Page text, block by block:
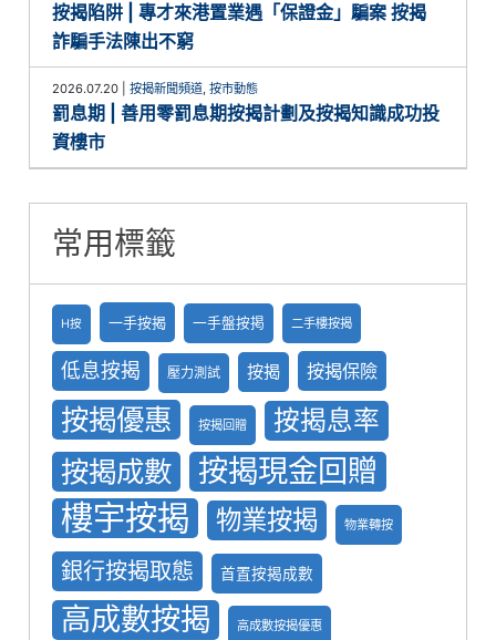
按揭陷阱 | 專才來港置業遇「保證金」騙案 按揭
詐騙手法陳出不窮
2026.07.20 |按揭新聞頻道,按市動態
罰息期 | 善用零罰息期按揭計劃及按揭知識成功投
資樓市
常用標籤
H按 一手按揭 一手盤按掲 二手樓按揭
低息按揭 壓力測試 按揭 按揭保險
按揭優惠 按揭回贈 按揭息率
按揭成數 按揭現金回贈
樓宇按揭 物業按揭 物業轉按
銀行按揭取態 首置按揭成數
高成數按揭 高成數按揭優惠